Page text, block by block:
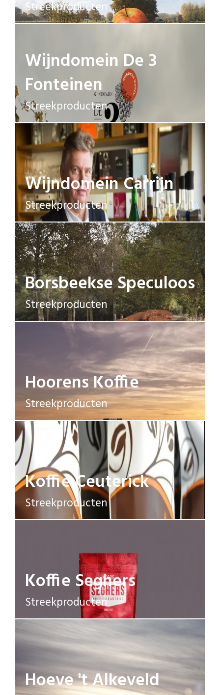
Streekproducten
Wijndomein De 3
Fonteinen
Streekproducten
Wijndomein Carrijn
Streekproducten
Borsbeekse Speculoos
Streekproducten
Hoorens Koffie
Streekproducten
Koffie Ceuterick
Streekproducten
Koffie Seghers
Streekproducten
Hoeve 't Alkeveld